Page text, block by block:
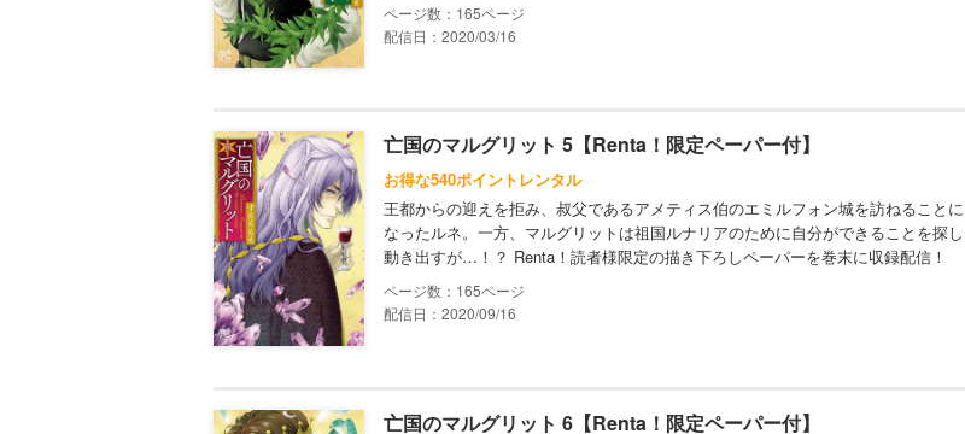
165
配信日：2020/03/16
亡国のマルグリット 5【Renta！限定ペーパー付】
お得な540ポイントレンタル
王都からの迎えを拒み、叔父であるアメティス伯のエミルフォン城を訪ねることに
なったルネ。一方、マルグリットは祖国ルナリアのために自分ができることを探し
動き出すが…！？ Renta！読者様限定の描き下ろしペーパーを巻末に収録配信！
165
配信日：2020/09/16
亡国のマルグリット 6【Renta！限定ペーパー付】